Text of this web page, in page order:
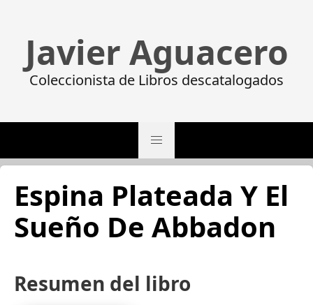
Javier Aguacero
Coleccionista de Libros descatalogados
Espina Plateada Y El
Sueño De Abbadon
Resumen del libro